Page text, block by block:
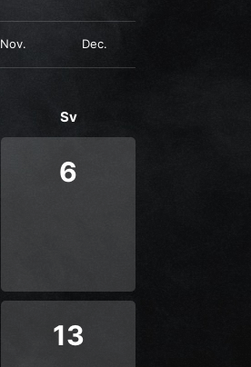
Nov. Dec.
Sv
6
13